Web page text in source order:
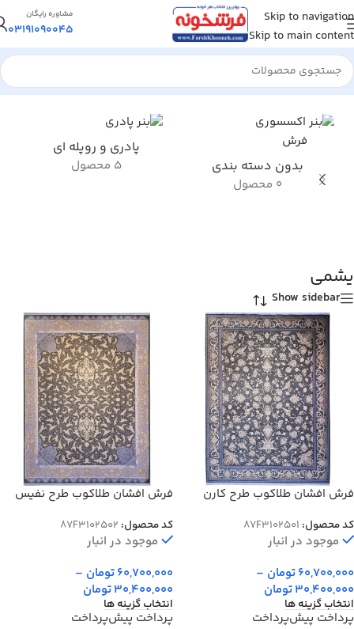
Skip to navigation
Skip to main content
مشاوره رایگان
03191090045
خانه/محصول رنگ زمینه/یشمی
بدون دسته بندی
0 محصول
پادری و روپله ای
5 محصول
یشمی
Show sidebar
فرش افشان طلاکوب طرح کارن
کد محصول: 87F3102501
موجود در انبار
60,700,000تومان –
30,400,000تومان
انتخاب گزینه ها
پرداخت پیش‌پرداخت
فرش افشان طلاکوب طرح نفیس
کد محصول: 87F3102502
موجود در انبار
60,700,000تومان –
30,400,000تومان
انتخاب گزینه ها
پرداخت پیش‌پرداخت